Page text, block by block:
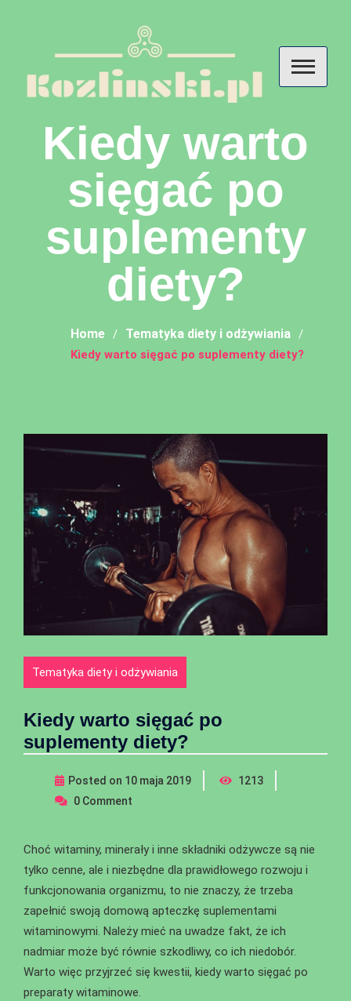
Kozlinski – przemyślenia o
diecie, odżywianiu i
suplementach
Kiedy warto
sięgać po
suplementy
diety?
Home Tematyka diety i odżywiania
Kiedy warto sięgać po suplementy diety?
Tematyka diety i odżywiania
Kiedy warto sięgać po
suplementy diety?
Posted on 10 maja 2019
1213
0 Comment
Choć witaminy, minerały i inne składniki odżywcze są nie
tylko cenne, ale i niezbędne dla prawidłowego rozwoju i
funkcjonowania organizmu, to nie znaczy, że trzeba
zapełnić swoją domową apteczkę suplementami
witaminowymi. Należy mieć na uwadze fakt, że ich
nadmiar może być równie szkodliwy, co ich niedobór.
Warto więc przyjrzeć się kwestii, kiedy warto sięgać po
preparaty witaminowe.